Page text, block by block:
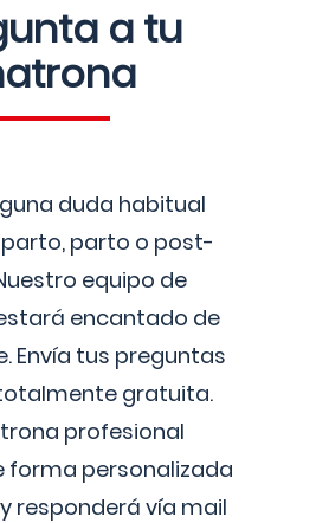
a tu
duda habitual
parto o post-
equipo de
encantado de
Envía tus preguntas
gratuita.
profesional
forma personalizada
responderá vía mail